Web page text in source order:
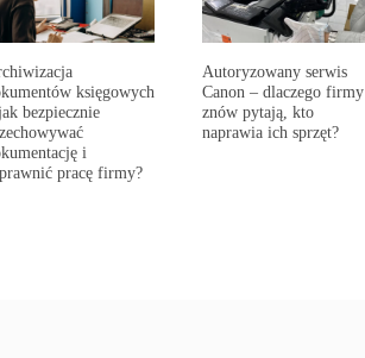
księgowych
bezpiecznie
i
pracę firmy?
Autoryzowany serwis
Canon – dlaczego firmy
znów pytają, kto
naprawia ich sprzęt?